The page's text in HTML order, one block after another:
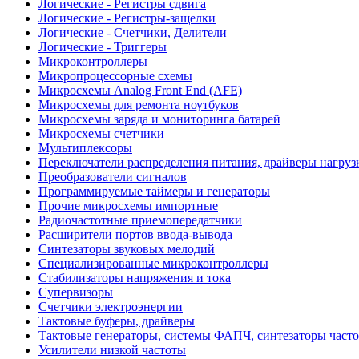
Логические - Регистры сдвига
Логические - Регистры-защелки
Логические - Счетчики, Делители
Логические - Триггеры
Микроконтроллеры
Микропроцессорные схемы
Микросхемы Analog Front End (AFE)
Микросхемы для ремонта ноутбуков
Микросхемы заряда и мониторинга батарей
Микросхемы счетчики
Мультиплексоры
Переключатели распределения питания, драйверы
Преобразователи сигналов
Программируемые таймеры и генераторы
Прочие микросхемы импортные
Радиочастотные приемопередатчики
Расширители портов ввода-вывода
Синтезаторы звуковых мелодий
Специализированные микроконтроллеры
Стабилизаторы напряжения и тока
Супервизоры
Счетчики электроэнергии
Тактовые буферы, драйверы
Тактовые генераторы, системы ФАПЧ, синтезаторы
Усилители низкой частоты